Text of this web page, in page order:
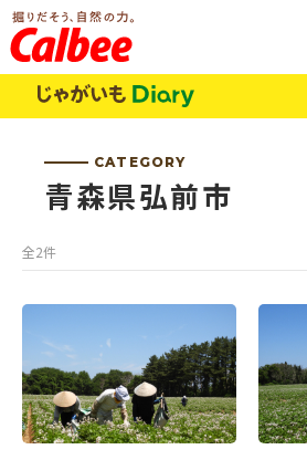
じゃがいもDialy
CATEGORY
青森県弘前市
全2件